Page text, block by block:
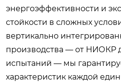
энергоэффективности и
стойкости в сложных
вертикально
производства — от НИОКР
испытаний — мы
характеристик каждой